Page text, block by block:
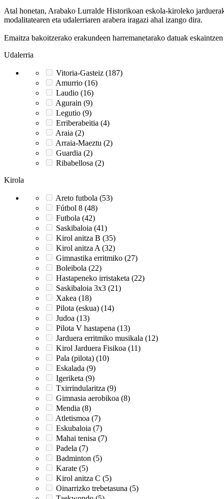
Atal honetan, Arabako Lurralde Historikoan eskola-kiroleko
modalitatearen eta udalerriaren arabera iragazi ahal izango dira.
Emaitza bakoitzerako erakundeen harremanetarako datuak
Udalerria
Vitoria-Gasteiz (187)
Amurrio (16)
Laudio (16)
Agurain (9)
Legutio (9)
Erriberabeitia (4)
Araia (2)
Arraia-Maeztu (2)
Guardia (2)
Ribabellosa (2)
Kirola
Areto futbola (53)
Fútbol 8 (48)
Futbola (42)
Saskibaloia (41)
Kirol anitza B (35)
Kirol anitza A (32)
Gimnastika erritmiko (27)
Boleibola (22)
Hastapeneko irristaketa (22)
Saskibaloia 3x3 (21)
Xakea (18)
Pilota (eskua) (14)
Judoa (13)
Pilota V hastapena (13)
Jarduera erritmiko musikala (12)
Kirol Jarduera Fisikoa (11)
Pala (pilota) (10)
Eskalada (9)
Igeriketa (9)
Txirrindularitza (9)
Gimnasia aerobikoa (8)
Mendia (8)
Atletismoa (7)
Eskubaloia (7)
Mahai tenisa (7)
Padela (7)
Badminton (5)
Karate (5)
Kirol anitza C (5)
Oinarrizko trebetasuna (5)